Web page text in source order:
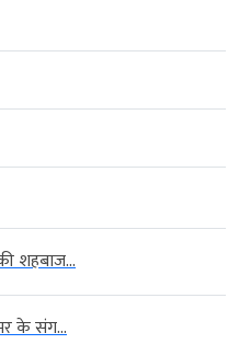
शहबाज...
के संग...